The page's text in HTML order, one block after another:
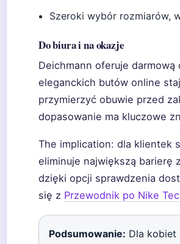
Szeroki wybór rozmiarów,
Do biura i na okazje
Deichmann oferuje
eleganckich butów online
przymierzyć obuwie przed
dopasowanie ma kluczowe
The implication: dla klientek
eliminuje największą barierę
dzięki opcji sprawdzenia
się z Przewodnik po Nike
Podsumowanie: Dla kobiet